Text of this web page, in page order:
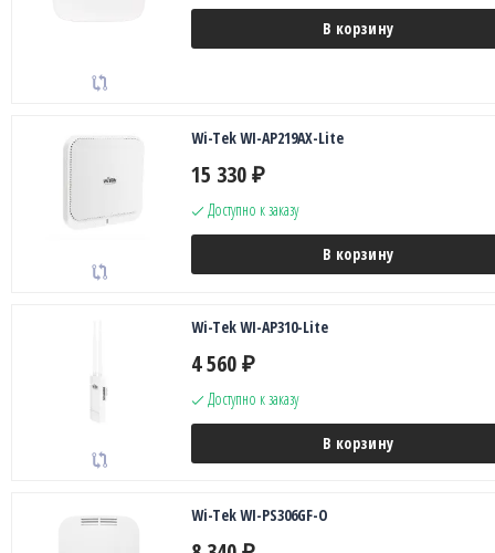
В корзину
Wi-Tek WI-AP219AX-Lite
15 330 ₽
Доступно к заказу
В корзину
Wi-Tek WI-AP310-Lite
4 560 ₽
Доступно к заказу
В корзину
Wi-Tek WI-PS306GF-O